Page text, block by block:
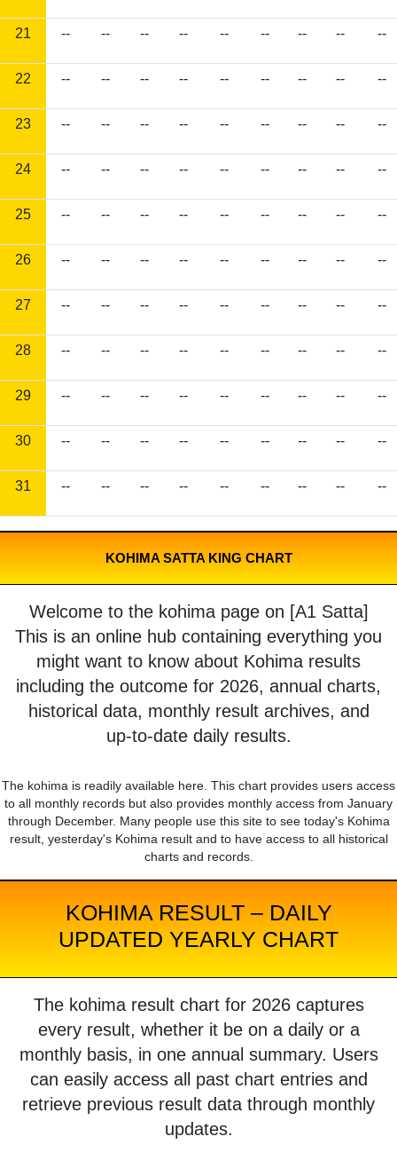
21 -- -- -- -- -- -- -- -- --
22 -- -- -- -- -- -- -- -- --
23 -- -- -- -- -- -- -- -- --
24 -- -- -- -- -- -- -- -- --
25 -- -- -- -- -- -- -- -- --
26 -- -- -- -- -- -- -- -- --
27 -- -- -- -- -- -- -- -- --
28 -- -- -- -- -- -- -- -- --
29 -- -- -- -- -- -- -- -- --
30 -- -- -- -- -- -- -- -- --
31 -- -- -- -- -- -- -- -- --
KOHIMA SATTA KING CHART
Welcome to the kohima page on [A1 Satta]
This is an online hub containing everything you
might want to know about Kohima results
including the outcome for 2026, annual charts,
historical data, monthly result archives, and
up-to-date daily results.
The kohima is readily available here. This chart provides users access
to all monthly records but also provides monthly access from January
through December. Many people use this site to see today's Kohima
result, yesterday's Kohima result and to have access to all historical
charts and records.
KOHIMA RESULT – DAILY
UPDATED YEARLY CHART
The kohima result chart for 2026 captures
every result, whether it be on a daily or a
monthly basis, in one annual summary. Users
can easily access all past chart entries and
retrieve previous result data through monthly
updates.